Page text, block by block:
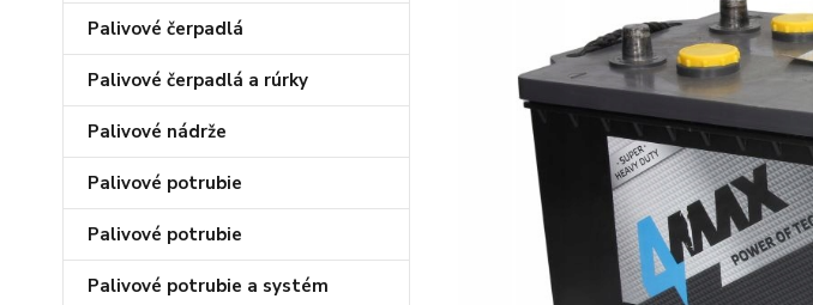
Palivové čerpadlá
Palivové čerpadlá a rúrky
Palivové nádrže
Palivové potrubie
Palivové potrubie
Palivové potrubie a systém